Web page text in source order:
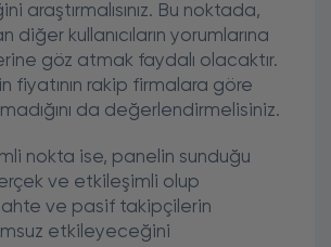
araştırmalısınız. Bu noktada,
diğer kullanıcıların yorumlarına
göz atmak faydalı olacaktır.
fiyatının rakip firmalara göre
da değerlendirmelisiniz.
nokta ise, panelin sunduğu
ve etkileşimli olup
ve pasif takipçilerin
etkileyeceğini